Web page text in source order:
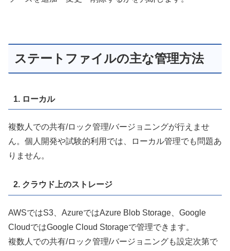
ステートファイルの主な管理方法
1. ローカル
複数人での共有/ロック管理/バージョニングが行えませ
ん。個人開発や試験的利用では、ローカル管理でも問題あ
りません。
2. クラウド上のストレージ
AWSではS3、AzureではAzure Blob Storage、Google
CloudではGoogle Cloud Storageで管理できます。
複数人での共有/ロック管理/バージョニングも設定次第で